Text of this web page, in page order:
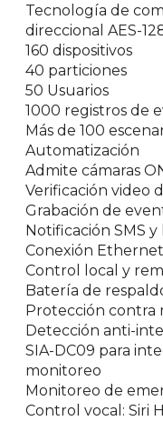
Tecnología de
direccional AES-
160 dispositivos
40 particiones
50 Usuarios
1000 registros de
Más de 100
Automatización
Admite cámaras
Verificación video
Grabación de
Notificación SMS
Conexión Ethernet
Control local y
Batería de
Protección contra
Detección anti-
SIA-DC09 para
monitoreo
Monitoreo de
Control vocal: Siri